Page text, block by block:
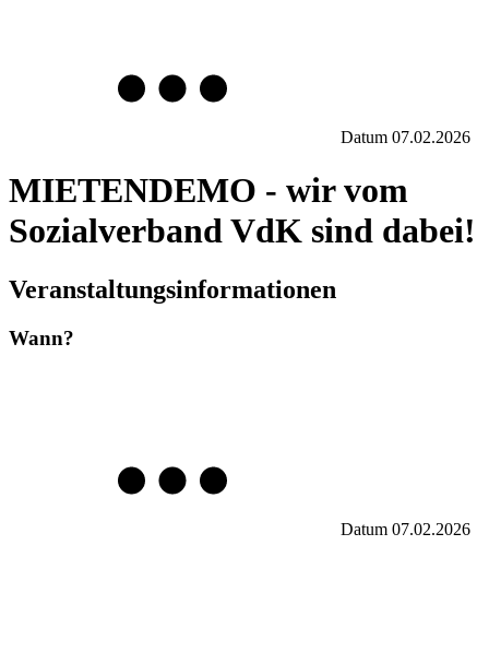
Datum 07.02.2026
MIETENDEMO - wir vom
Sozialverband VdK sind dabei!
Veranstaltungsinformationen
Wann?
Datum 07.02.2026